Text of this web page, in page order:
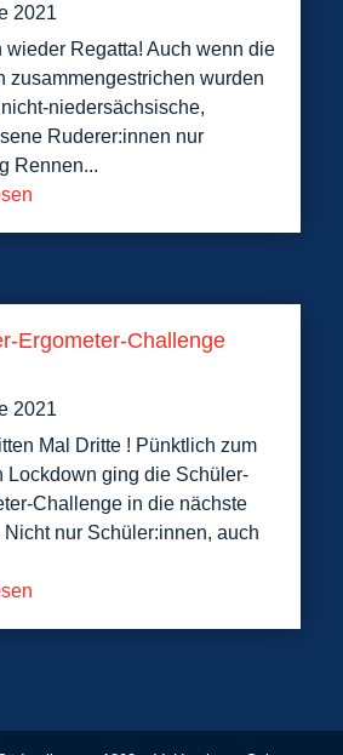
2021
wieder Regatta! Auch wenn die
zusammengestrichen wurden
niedersächsische,
Ruderer:innen nur
Rennen...
Ergometer-Challenge
2021
Mal Dritte ! Pünktlich zum
Lockdown ging die Schüler-
Challenge in die nächste
Nicht nur Schüler:innen, auch